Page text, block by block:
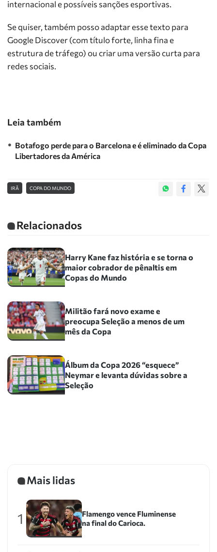
internacional e possíveis sanções esportivas.
Se quiser, também posso adaptar esse texto para
Google Discover (com título forte, linha fina e
estrutura de tráfego) ou criar uma versão curta para
redes sociais.
Leia também
Botafogo perde para o Barcelona e é eliminado da Copa
Libertadores da América
IRÃ COPA DO MUNDO
Relacionados
Harry Kane faz história e se torna o
maior cobrador de pênaltis em
Copas do Mundo
Militão fará novo exame e
preocupa Seleção a menos de um
mês da Copa
Álbum da Copa 2026 “esquece”
Neymar e levanta dúvidas sobre a
Seleção
Mais lidas
1
Flamengo vence Fluminense
na final do Carioca.